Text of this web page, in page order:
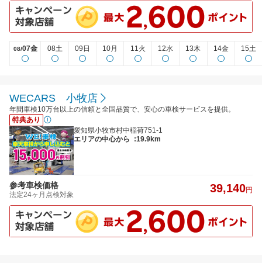
08/07金 08土 09日 10月 11火 12水 13木 14金 15土
WECARS 小牧店
年間車検10万台以上の信頼と全国品質で、安心の車検サービスを提供。
特典あり
愛知県小牧市村中稲荷751-1
エリアの中心から
:19.9km
参考車検価格
法定24ヶ月点検対象 39,140円